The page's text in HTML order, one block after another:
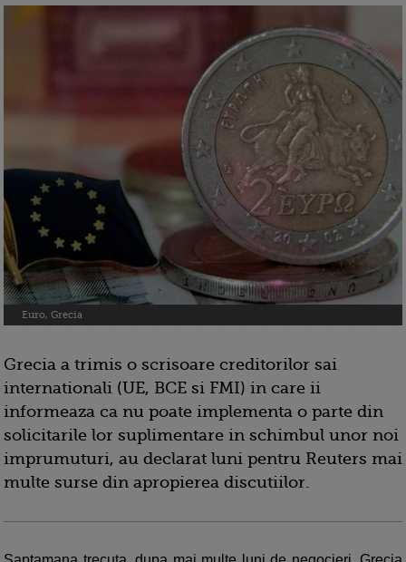
Euro, Grecia
Grecia a trimis o scrisoare creditorilor sai
internationali (UE, BCE si FMI) in care ii
informeaza ca nu poate implementa o parte din
solicitarile lor suplimentare in schimbul unor noi
imprumuturi, au declarat luni pentru Reuters mai
multe surse din apropierea discutiilor.